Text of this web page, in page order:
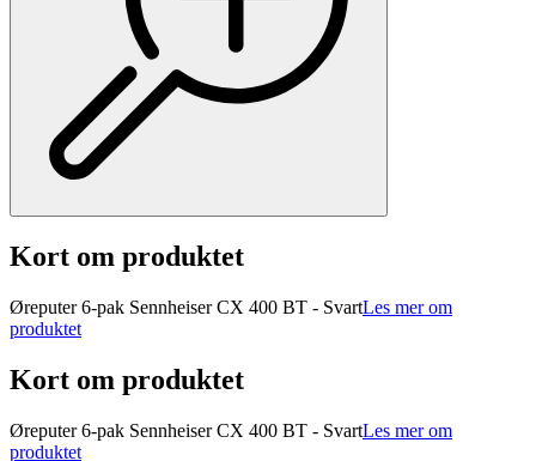
Kort om produktet
Øreputer 6-pak Sennheiser CX 400 BT - SvartLes mer om
produktet
Kort om produktet
Øreputer 6-pak Sennheiser CX 400 BT - SvartLes mer om
produktet